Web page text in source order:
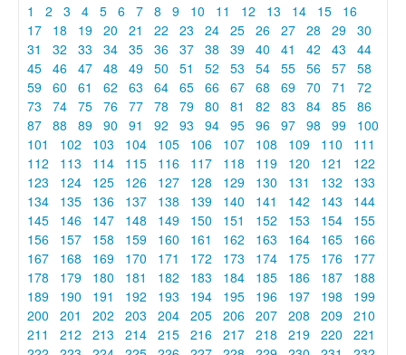
1 2 3 4 5 6 7 8 9 10 11 12 13 14 15
16
17
18 19 20 21 22 23 24 25 26 27 28 29 30
31
32 33 34 35 36 37 38 39 40 41 42 43
44
45 46 47 48 49 50 51 52 53 54 55 56 57 58
59 60 61 62 63 64 65 66 67 68 69 70 71
72
73
74 75 76 77 78 79 80 81 82 83 84 85 86
87 88 89 90 91 92 93 94 95 96 97 98 99
100
101
102 103 104 105 106 107 108 109 110
111
112
113 114 115 116 117 118 119 120 121
122
123
124 125 126 127 128 129 130 131 132
133
134
135 136 137 138 139 140 141 142 143
144
145
146 147 148 149 150 151 152 153 154
155
156
157 158 159 160 161 162 163 164 165
166
167
168 169 170 171 172 173 174 175 176
177
178
179 180 181 182 183 184 185 186 187
188
189
190 191 192 193 194 195 196 197 198
199
200
201 202 203 204 205 206 207 208 209 210
211
212 213 214 215 216 217 218 219 220
221